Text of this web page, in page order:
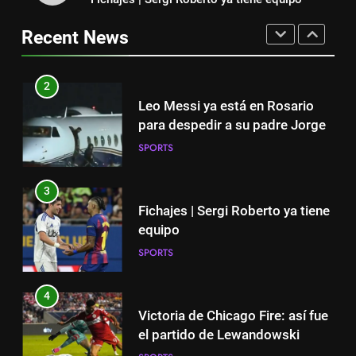
Leo Messi ya está en Rosario
para despedir a su padre Jorge
SPORTS
3
Fichajes | Sergi Roberto ya tiene
equipo
4
Victoria de Chicago Fire: así fue
el partido de Lewandowski
5
Nueva exhibición de un Leo
Messi imparable
Recent News
mucha tristeza; yo perdí a mi
padre y el dolor es inexplicable”
2
Leo Messi ya está en Rosario
para despedir a su padre Jorge
SPORTS
3
Fichajes | Sergi Roberto ya tiene
equipo
SPORTS
4
Victoria de Chicago Fire: así fue
el partido de Lewandowski